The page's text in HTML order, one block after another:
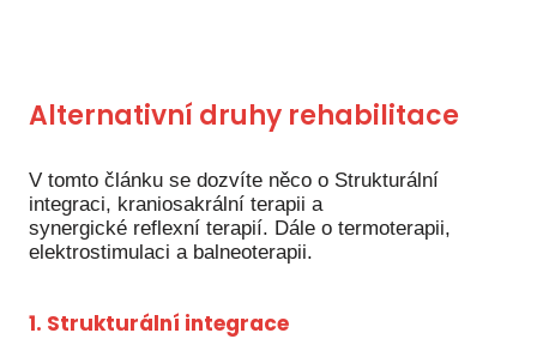
Alternativní druhy rehabilitace
V tomto článku se dozvíte něco o Strukturální
integraci, kraniosakrální terapii a
synergické reflexní terapií. Dále o termoterapii,
elektrostimulaci a balneoterapii.
1. Strukturální integrace